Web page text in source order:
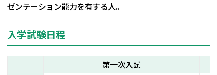
ゼンテーション能力を有する人。
入学試験日程
第一次入試